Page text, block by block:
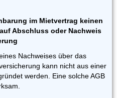
im Mietvertrag keinen
Abschluss oder Nachweis
Nachweises über das
kann nicht aus einer
werden. Eine solche AGB